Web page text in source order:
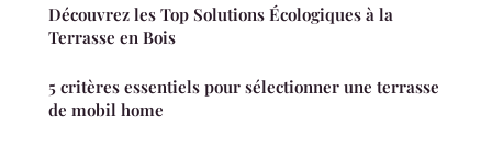
Découvrez les Top Solutions Écologiques à la
Terrasse en Bois
5 critères essentiels pour sélectionner une terrasse
de mobil home